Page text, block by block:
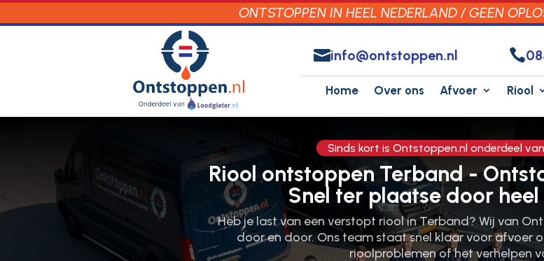
ONTSTOPPEN IN HEEL NEDERLAND / GEEN
info@ontstoppen.nl 
Home Over ons Afvoer Riool
Sinds kort is Ontstoppen.nl onderdeel
Riool ontstoppen Terband -
Snel ter plaatse door
Heb je last van een verstopt riool in Terband? Wij van
door en door.​ Ons team staat snel klaar voor afvoer
rioolproblemen of het verhelpen